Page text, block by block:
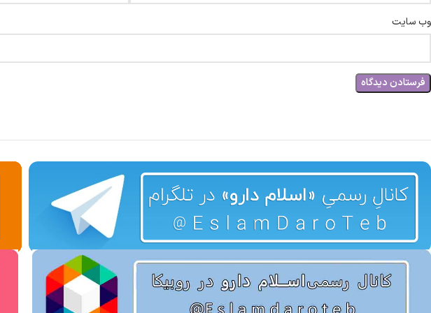
وب‌ سایت